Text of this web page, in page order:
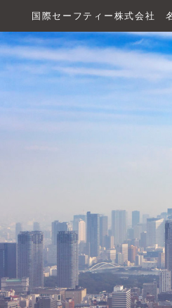
国際セーフティー株式会社